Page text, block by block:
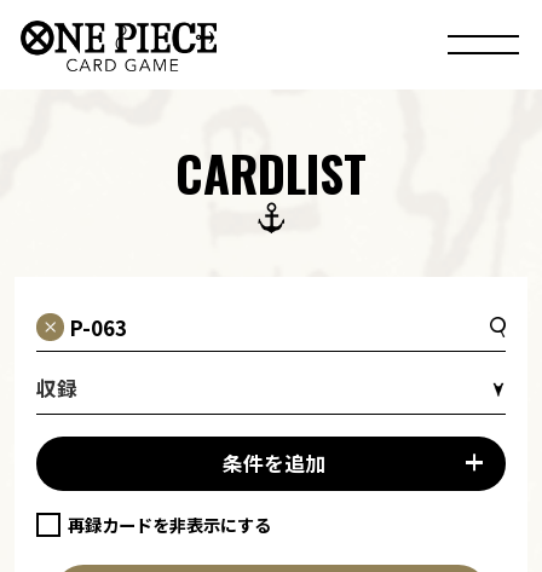
CARDLIST
収録
条件を追加
再録カードを非表示にする